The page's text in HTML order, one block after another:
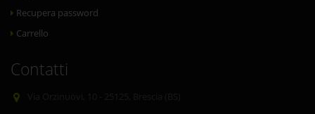
Recupera password
Carrello
Contatti